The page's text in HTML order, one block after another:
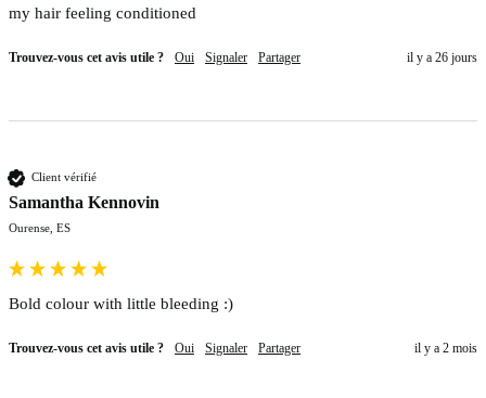
my hair feeling conditioned
Trouvez-vous cet avis utile ? Oui Signaler Partager il y a 26 jours
Client vérifié
Samantha Kennovin
Ourense, ES
Bold colour with little bleeding :)
Trouvez-vous cet avis utile ? Oui Signaler Partager il y a 2 mois